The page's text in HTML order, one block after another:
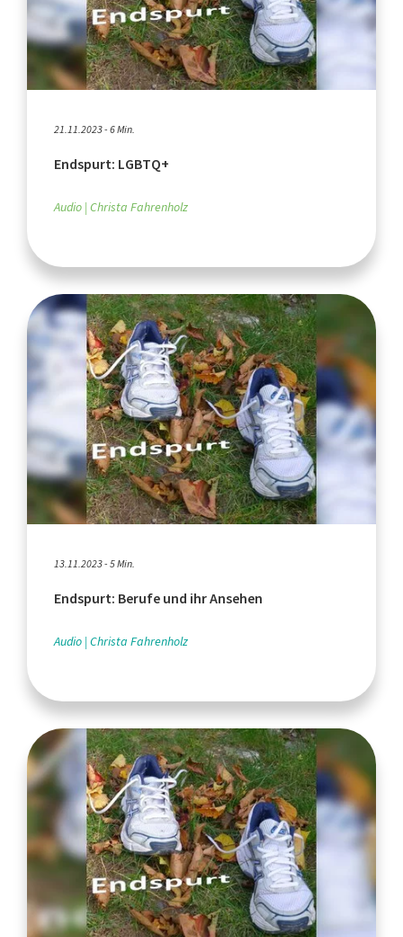
21.11.2023 - 6 Min.
Endspurt: LGBTQ+
Audio Christa Fahrenholz
13.11.2023 - 5 Min.
Endspurt: Berufe und ihr Ansehen
Audio Christa Fahrenholz